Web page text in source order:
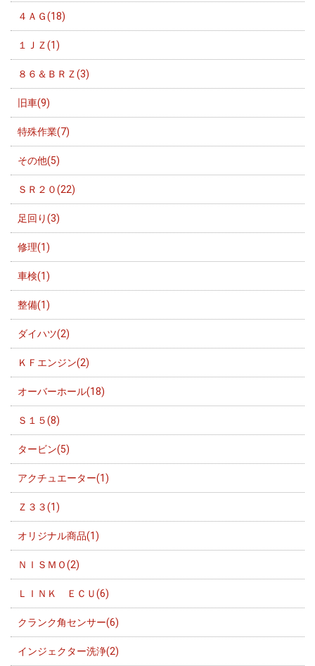
４ＡＧ(18)
１ＪＺ(1)
８６＆ＢＲＺ(3)
旧車(9)
特殊作業(7)
その他(5)
ＳＲ２０(22)
足回り(3)
修理(1)
車検(1)
整備(1)
ダイハツ(2)
ＫＦエンジン(2)
オーバーホール(18)
Ｓ１５(8)
タービン(5)
アクチュエーター(1)
Ｚ３３(1)
オリジナル商品(1)
ＮＩＳＭＯ(2)
ＬＩＮＫ ＥＣＵ(6)
クランク角センサー(6)
インジェクター洗浄(2)